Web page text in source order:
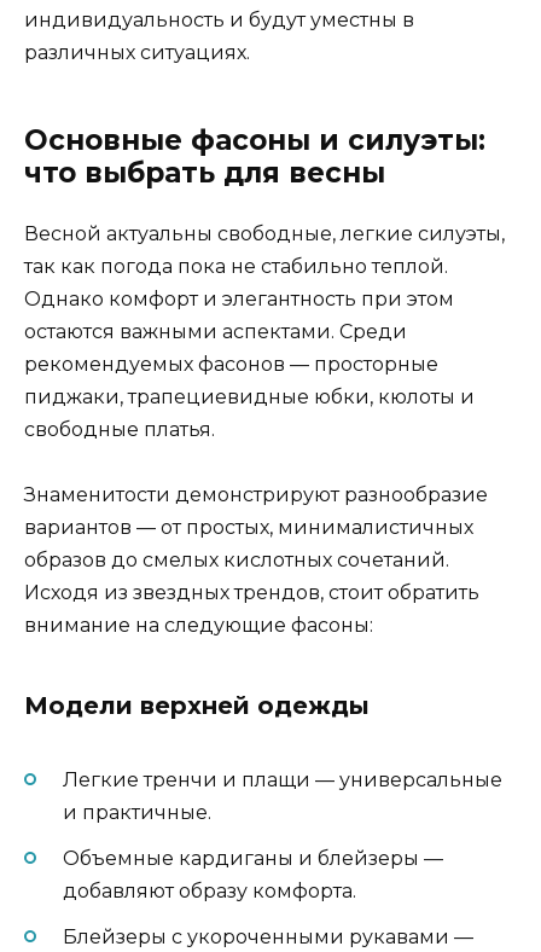
индивидуальность и будут уместны в
различных ситуациях.
Основные фасоны и силуэты:
что выбрать для весны
Весной актуальны свободные, легкие силуэты,
так как погода пока не стабильно теплой.
Однако комфорт и элегантность при этом
остаются важными аспектами. Среди
рекомендуемых фасонов — просторные
пиджаки, трапециевидные юбки, кюлоты и
свободные платья.
Знаменитости демонстрируют разнообразие
вариантов — от простых, минималистичных
образов до смелых кислотных сочетаний.
Исходя из звездных трендов, стоит обратить
внимание на следующие фасоны:
Модели верхней одежды
Легкие тренчи и плащи — универсальные
и практичные.
Объемные кардиганы и блейзеры —
добавляют образу комфорта.
Блейзеры с укороченными рукавами —